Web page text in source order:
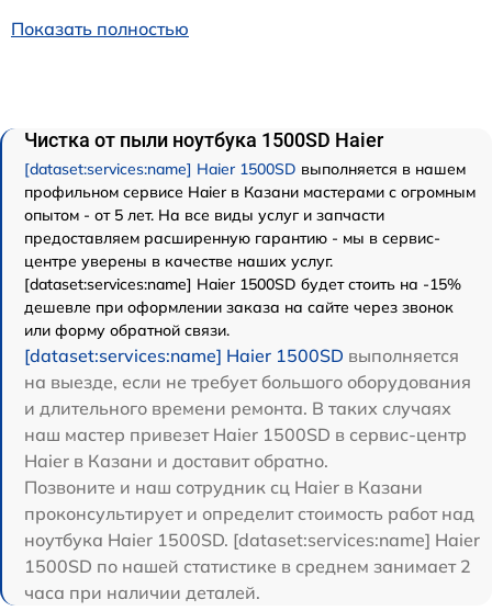
Показать полностью
Чистка от пыли ноутбука 1500SD Haier
[dataset:services:name] Haier 1500SD выполняется в нашем
профильном сервисе Haier в Казани мастерами с огромным
опытом - от 5 лет. На все виды услуг и запчасти
предоставляем расширенную гарантию - мы в сервис-
центре уверены в качестве наших услуг.
[dataset:services:name] Haier 1500SD будет стоить на -15%
дешевле при оформлении заказа на сайте через звонок
или форму обратной связи.
[dataset:services:name] Haier 1500SD выполняется
на выезде, если не требует большого оборудования
и длительного времени ремонта. В таких случаях
наш мастер привезет Haier 1500SD в сервис-центр
Haier в Казани и доставит обратно.
Позвоните и наш сотрудник сц Haier в Казани
проконсультирует и определит стоимость работ над
ноутбука Haier 1500SD. [dataset:services:name] Haier
1500SD по нашей статистике в среднем занимает 2
часа при наличии деталей.